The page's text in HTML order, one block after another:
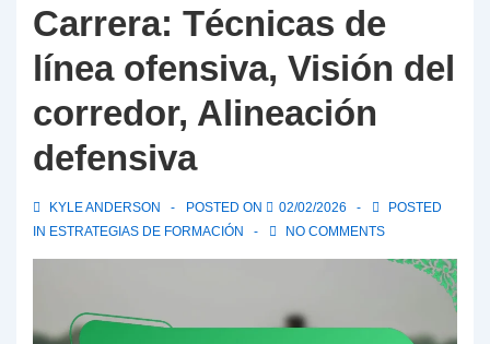
Carrera: Técnicas de
línea ofensiva, Visión del
corredor, Alineación
defensiva
KYLE ANDERSON POSTED ON 02/02/2026
POSTED
IN ESTRATEGIAS DE FORMACIÓN NO COMMENTS